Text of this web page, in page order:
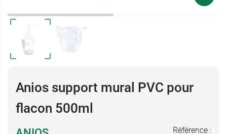
Anios support mural PVC pour
flacon 500ml
Référence :